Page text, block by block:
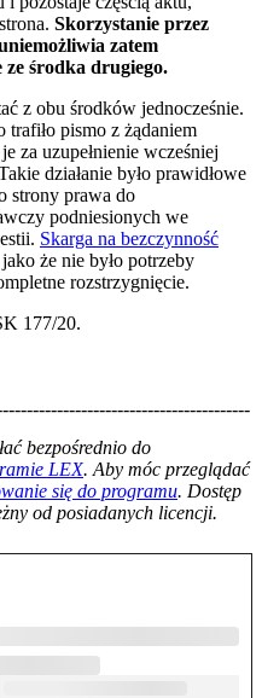
Skorzystanie przez
zatem
ze środka drugiego.
z obu środków jednocześnie.
pismo z żądaniem
za uzupełnienie wcześniej
działanie było prawidłowe
strony prawa do
podniesionych we
Skarga na bezczynność
że nie było potrzeby
rozstrzygnięcie.
177/20.
bezpośrednio do
LEX. Aby móc przeglądać
się do programu. Dostęp
od posiadanych licencji.